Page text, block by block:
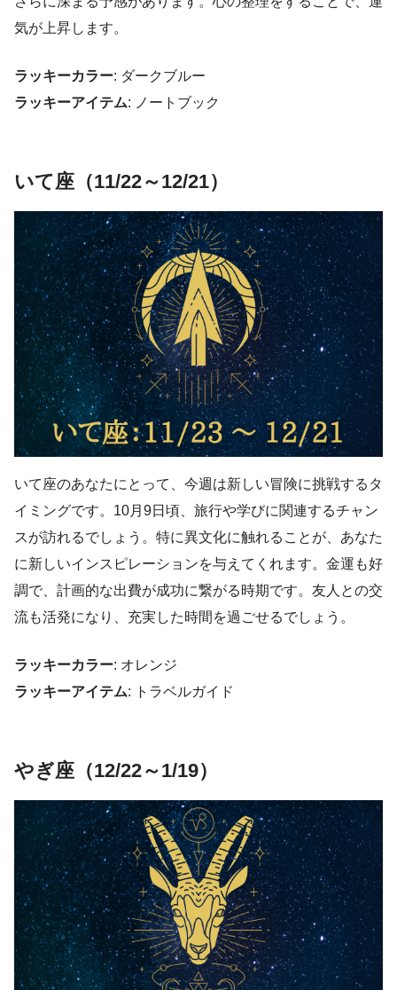
気が上昇します。
ラッキーカラー: ダークブルー
ラッキーアイテム: ノートブック
いて座（11/22～12/21）
いて座のあなたにとって、今週は新しい冒険に挑戦するタ
イミングです。10月9日頃、旅行や学びに関連するチャン
スが訪れるでしょう。特に異文化に触れることが、あなた
に新しいインスピレーションを与えてくれます。金運も好
調で、計画的な出費が成功に繋がる時期です。友人との交
流も活発になり、充実した時間を過ごせるでしょう。
ラッキーカラー: オレンジ
ラッキーアイテム: トラベルガイド
やぎ座（12/22～1/19）